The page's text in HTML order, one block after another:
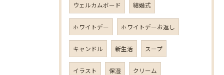
ウェルカムボード 結婚式
ホワイトデー ホワイトデーお返し
キャンドル 新生活 スープ
イラスト 保湿 クリーム